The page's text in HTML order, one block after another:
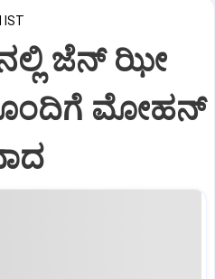
IST
ಜೆನ್‌ ಝೀ
ಮೋಹನ್‌